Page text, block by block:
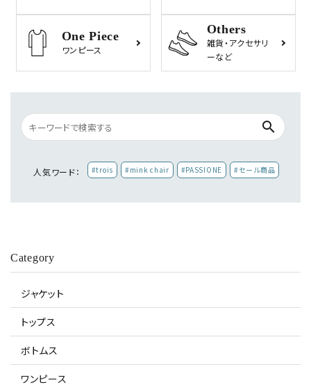
One Piece
ワンピース
Others
雑貨・アクセサリ
ーなど
search
人気ワード： #trois #mink chair #PASSIONE #セール商品
Category
ジャケット
トップス
ボトムス
ワンピース